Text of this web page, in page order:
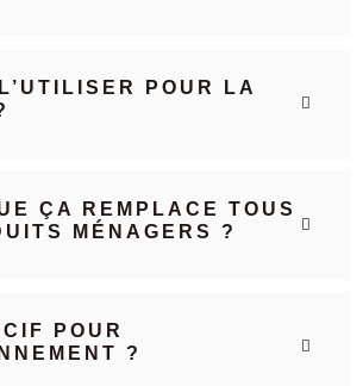
POUR LA
ÇA REMPLACE TOUS
MÉNAGERS ?
POUR
?